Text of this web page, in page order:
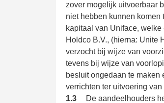
zover mogelijk uitvoerbaar
niet hebben kunnen
kapitaal van Uniface,
Holdco B.V., (hierna: Unite
verzocht bij wijze van
tevens bij wijze van
besluit ongedaan te maken
verrichten ter uitvoering
1.3
De aandeelhouders